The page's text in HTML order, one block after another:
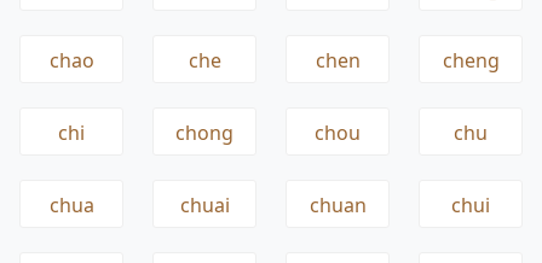
chao che chen cheng
chi chong chou chu
chua chuai chuan chui